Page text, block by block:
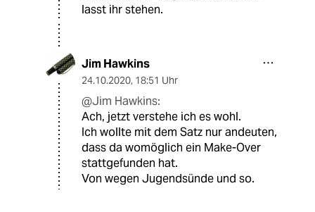
lasst ihr stehen.
Jim Hawkins
24.10.2020, 18:51 Uhr
@Jim Hawkins:
Ach, jetzt verstehe ich es wohl.
Ich wollte mit dem Satz nur andeuten,
dass da womöglich ein Make-Over
stattgefunden hat.
Von wegen Jugendsünde und so.